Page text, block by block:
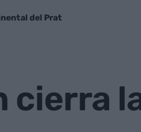
del Prat
cierra